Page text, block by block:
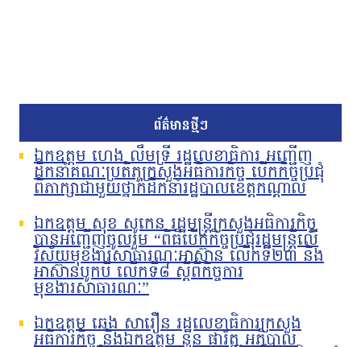
ព័ត៌មានថ្មីៗ
ឯកឧត្តម ហេង លឹមទ្រី រដ្ឋលេខាធិការ អញ្ជើញ
ដឹកនាំគណៈប្រតិភូក្រសួងអធិការកិច្ច បើកកិច្ចប្រជុំ
ពិភាក្សាជាមួយថ្នាក់ដឹកនាំរដ្ឋបាលខេត្តកណ្តាល
ឯកឧត្តម សុខ សូកេន រដ្ឋមន្រ្តីក្រសួងអធិការកិច្ច
បានអញ្ជើញចូលរួម “ពិធីបើកកិច្ចប្រជុំរដ្ឋមន្ត្រីលើ
វិស័យមុខងារសាធារណៈអាស៊ាន លើកទី២៣ និង
អាស៊ានបូកបី លើកទី៨ ស្តីពីកិច្ចការ
មុខងារសាធារណៈ”
ឯកឧត្តម ឆេង សារឿន រដ្ឋលេខាធិការក្រសួង
អធិការកិច្ច និងឯកឧត្តម នួន ផារ័ត្ន អភិបាល